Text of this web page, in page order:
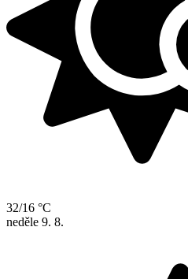
32/16 °C
neděle 9. 8.